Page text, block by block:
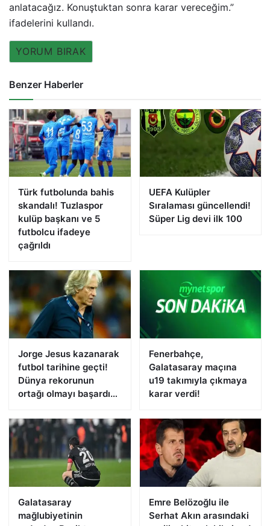
anlatacağız. Konuştuktan sonra karar vereceğim.”
ifadelerini kullandı.
YORUM BIRAK
Benzer Haberler
Türk futbolunda bahis
skandalı! Tuzlaspor
kulüp başkanı ve 5
futbolcu ifadeye
çağrıldı
UEFA Kulüpler
Sıralaması güncellendi!
Süper Lig devi ilk 100
Jorge Jesus kazanarak
futbol tarihine geçti!
Dünya rekorunun
ortağı olmayı başardı…
Fenerbahçe,
Galatasaray maçına
u19 takımıyla çıkmaya
karar verdi!
Galatasaray
mağlubiyetinin
Emre Belözoğlu ile
Serhat Akın arasındaki